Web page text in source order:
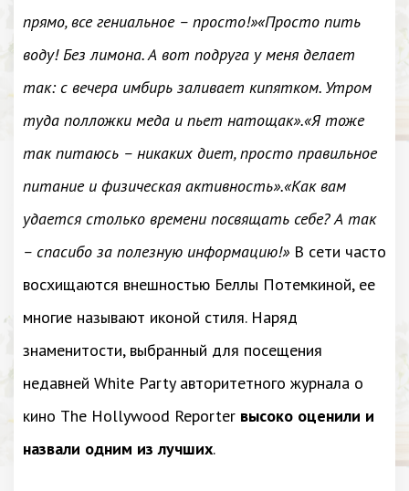
прямо, все гениальное – просто!»«Просто пить
воду! Без лимона. А вот подруга у меня делает
так: с вечера имбирь заливает кипятком. Утром
туда полложки меда и пьет натощак».«Я тоже
так питаюсь – никаких диет, просто правильное
питание и физическая активность».«Как вам
удается столько времени посвящать себе? А так
– спасибо за полезную информацию!» В сети часто
восхищаются внешностью Беллы Потемкиной, ее
многие называют иконой стиля. Наряд
знаменитости, выбранный для посещения
недавней White Party авторитетного журнала о
кино The Hollywood Reporter высоко оценили и
назвали одним из лучших.